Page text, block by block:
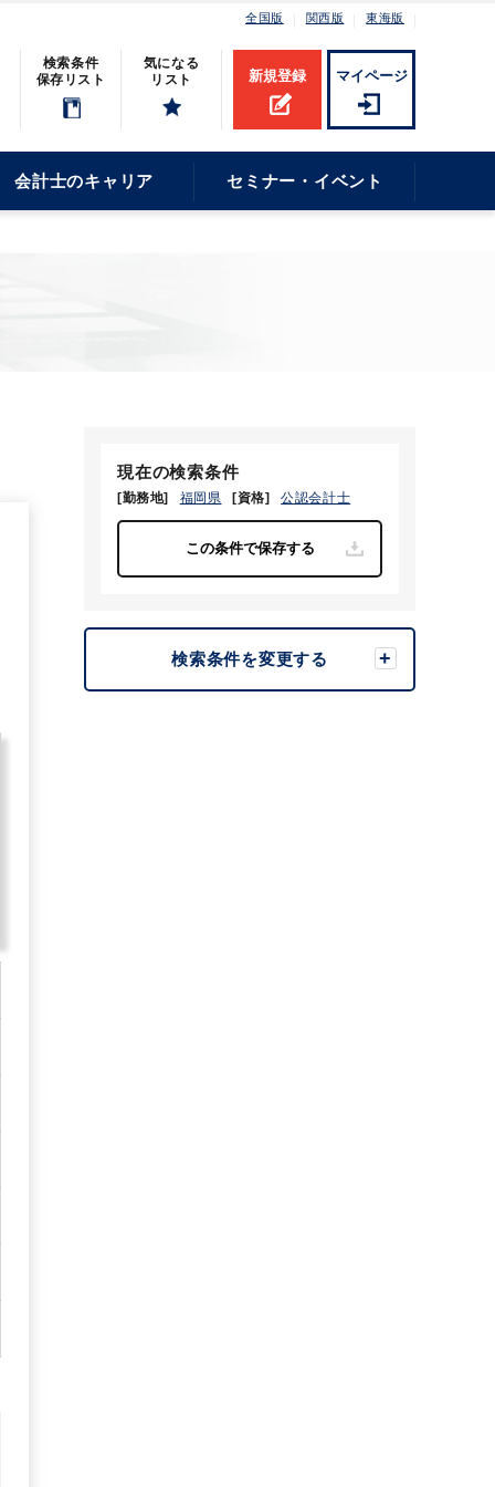
全国版 関西版 東海版
検索条件
保存リスト
気になる
リスト
新規登録 マイページ
会計士のキャリア セミナー・イベント
現在の検索条件
[勤務地] 福岡県 [資格] 公認会計士
検索条件を変更する